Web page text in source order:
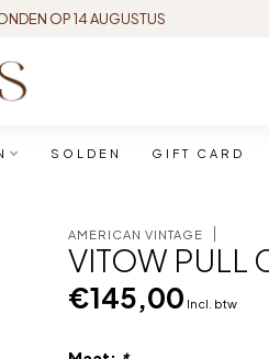
OP 14 AUGUSTUS
SOLDEN GIFT CARD
AMERICAN VINTAGE
VITOW PULL
€145,00 Incl. btw